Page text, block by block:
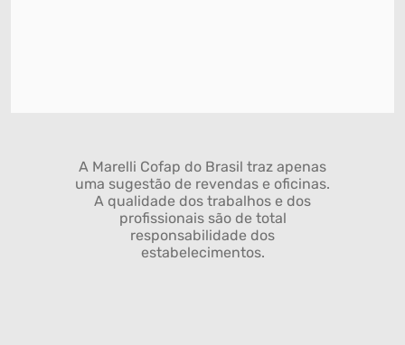
A Marelli Cofap do Brasil traz apenas
uma sugestão de revendas e oficinas.
A qualidade dos trabalhos e dos
profissionais são de total
responsabilidade dos
estabelecimentos.